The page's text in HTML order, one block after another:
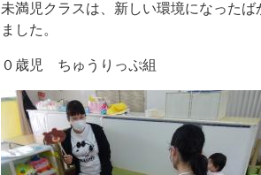
未満児クラスは、新しい環境になった
ました。
０歳児 ちゅうりっぷ組